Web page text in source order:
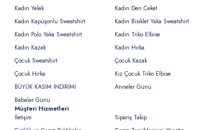
Kadın Yelek
Kadın Deri Ceket
Kadın Kapüşonlu Sweatshirt
Kadın Bisiklet Yaka Sweatshirt
Kadın Polo Yaka Sweatshirt
Kadın Triko Elbise
Kadın Kazak
Kadın Hırka
Çocuk Sweatshirt
Çocuk Kazak
Çocuk Hırka
Kız Çocuk Triko Elbise
BÜYÜK KASIM İNDİRİMİ
Anneler Günü
Babalar Günü
Müşteri Hizmetleri
İletişim
Sipariş Takip